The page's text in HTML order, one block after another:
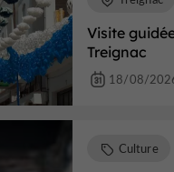
Visite
Treignac
18/08/
Culture